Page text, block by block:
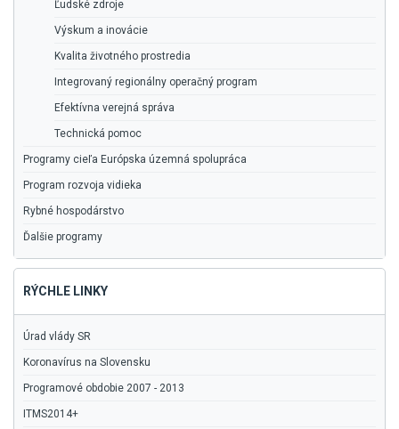
Ľudské zdroje
Výskum a inovácie
Kvalita životného prostredia
Integrovaný regionálny operačný program
Efektívna verejná správa
Technická pomoc
Programy cieľa Európska územná spolupráca
Program rozvoja vidieka
Rybné hospodárstvo
Ďalšie programy
RÝCHLE LINKY
Úrad vlády SR
Koronavírus na Slovensku
Programové obdobie 2007 - 2013
ITMS2014+